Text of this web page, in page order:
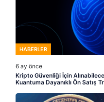
HABERLER
6 ay önce
Kripto Güvenliği İçin
Kuantuma Dayanıklı Ön Satış